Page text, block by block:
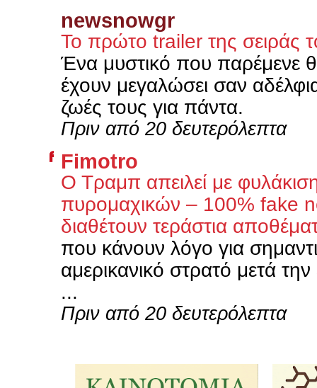
newsnowgr
Το πρώτο trailer της σειράς
Ένα μυστικό που παρέμενε
έχουν μεγαλώσει σαν
ζωές τους για πάντα.
Πριν από 20 δευτερόλεπτα
Fimotro
Ο Τραμπ απειλεί με
πυρομαχικών – 100% fake
διαθέτουν τεράστια
που κάνουν λόγο για
αμερικανικό στρατό μετά την
...
Πριν από 20 δευτερόλεπτα